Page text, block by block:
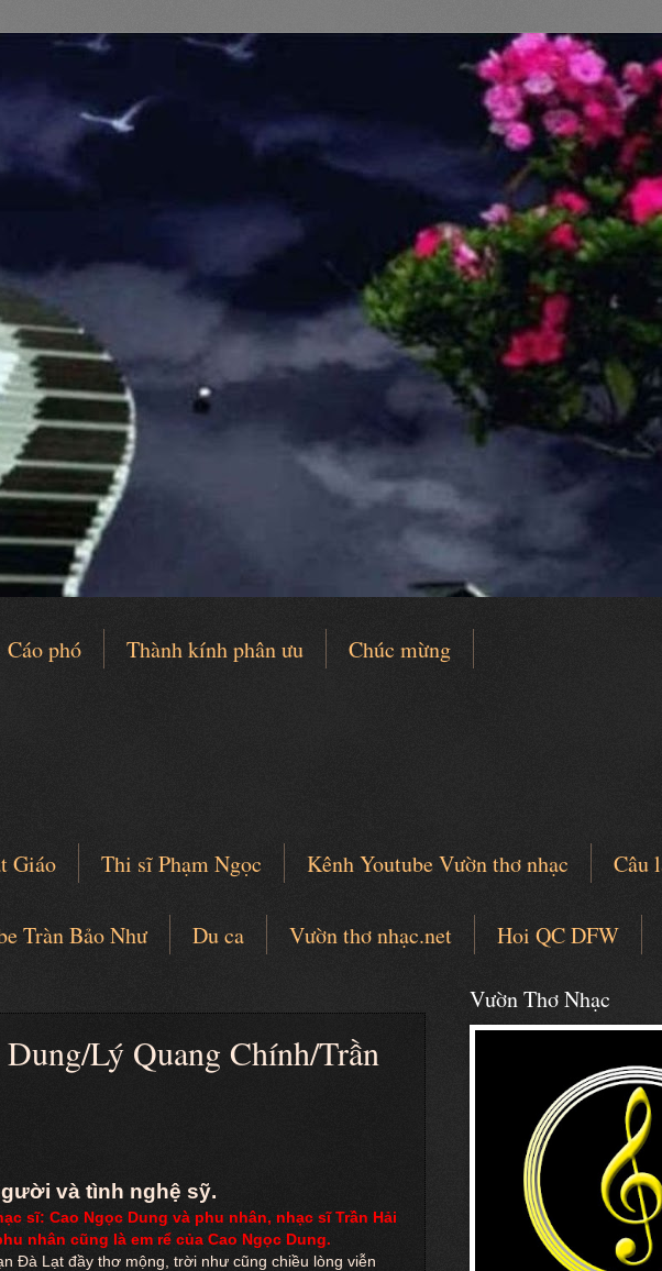
Cáo phó Thành kính phân ưu Chúc mừng
Giáo Thi sĩ Phạm Ngọc Kênh Youtube Vườn thơ nhạc
Câu
Tràn Bảo Như Du ca Vườn thơ nhạc.net Hoi QC DFW
Lý Quang Chính/Trần
và tình nghệ sỹ.
sĩ: Cao Ngọc Dung và phu nhân, nhạc sĩ Trần Hải
nhân cũng là em rể của Cao Ngọc Dung.
Đà Lạt đầy thơ mộng, trời như cũng chiều lòng viễn
Vườn Thơ Nhạc